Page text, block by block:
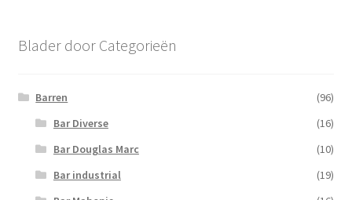
Blader door Categorieën
Barren
(96)
Bar Diverse
(16)
Bar Douglas Marc
(10)
Bar industrial
(19)